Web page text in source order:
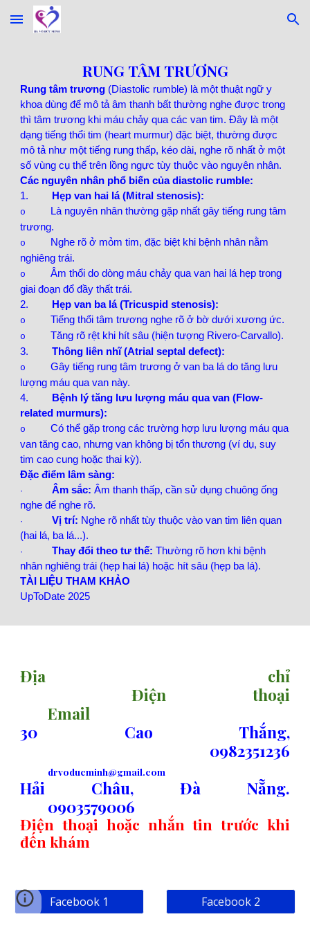
Skip to main content Skip to navigation
RUNG TÂM TRƯƠNG
Rung tâm trương (Diastolic rumble) là một thuật ngữ y
khoa dùng để mô tả âm thanh bất thường nghe được trong
thì tâm trương khi máu chảy qua các van tim. Đây là một
dạng tiếng thổi tim (heart murmur) đặc biệt, thường được
mô tả như một tiếng rung thấp, kéo dài, nghe rõ nhất ở một
số vùng cụ thể trên lồng ngực tùy thuộc vào nguyên nhân.
Các nguyên nhân phổ biến của diastolic rumble:
1.
Hẹp van hai lá (Mitral stenosis):
o
Là nguyên nhân thường gặp nhất gây tiếng rung tâm
trương.
o
Nghe rõ ở mỏm tim, đặc biệt khi bệnh nhân nằm
nghiêng trái.
o
Âm thổi do dòng máu chảy qua van hai lá hẹp trong
giai đoạn đổ đầy thất trái.
2.
Hẹp van ba lá (Tricuspid stenosis):
o Tiếng thổi tâm trương nghe rõ ở bờ dưới xương ức.
o
Tăng rõ rệt khi hít sâu (hiện tượng Rivero-Carvallo).
3.
Thông liên nhĩ (Atrial septal defect):
o
Gây tiếng rung tâm trương ở van ba lá do tăng lưu
lượng máu qua van này.
4.
Bệnh lý tăng lưu lượng máu qua van (Flow-
related murmurs):
o
Có thể gặp trong các trường hợp lưu lượng máu qua
van tăng cao, nhưng van không bị tổn thương (ví dụ, suy
tim cao cung hoặc thai kỳ).
Đặc điểm lâm sàng:
· Âm sắc: Âm thanh thấp, cần sử dụng chuông ống
nghe để nghe rõ.
· Vị trí: Nghe rõ nhất tùy thuộc vào van tim liên quan
(hai lá, ba lá...).
· Thay đổi theo tư thế: Thường rõ hơn khi bệnh
nhân nghiêng trái (hẹp hai lá) hoặc hít sâu (hẹp ba lá).
TÀI LIỆU THAM KHẢO
UpToDate 2025
Địa chỉ
Điện thoại
Email
30 Cao Thắng,
0982351236
drvoducminh@gmail.com
Hải Châu, Đà Nẵng.
0903579006
Điện thoại hoặc nhắn tin trước khi
đến khám
Facebook 1 Facebook 2